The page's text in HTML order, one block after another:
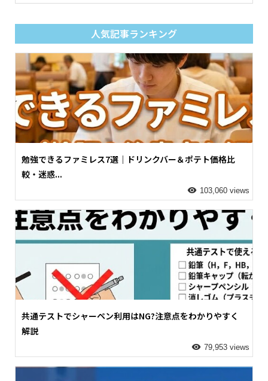
人気記事ランキング
勉強できるファミレス7選｜ドリンクバー＆ポテト価格比
較・迷惑...
103,060 views
共通テストでシャーペン利用はNG?注意点をわかりやすく
解説
79,953 views